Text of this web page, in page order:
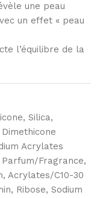
une peau
un effet « peau
l’équilibre de la
Silica,
Acrylates
Parfum/Fragrance,
Acrylates/C10-30
Ribose, Sodium